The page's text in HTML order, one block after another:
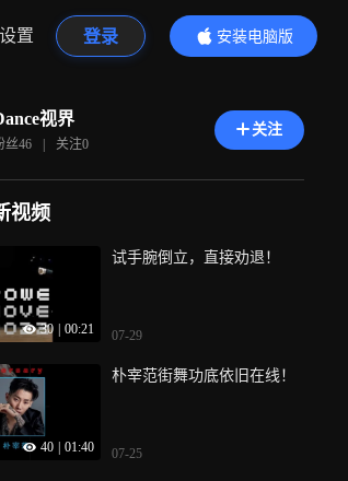
置 登录
安装电脑版
内容更精彩
视界
丝46 | 关注0
关注
视频
30 00:21
试手腕倒立，直接劝退！
07-29
40 01:40
朴宰范街舞功底依旧在线！
07-25